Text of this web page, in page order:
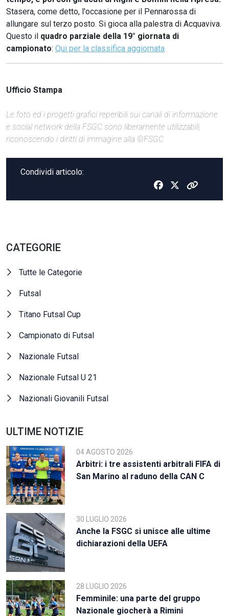
Stasera, come detto, l'occasione per il Pennarossa di
allungare sul terzo posto. Si gioca alla palestra di Acquaviva.
Questo il quadro parziale della 19° giornata di
campionato: Qui per la classifica aggiornata
Ufficio Stampa
Le foto ed i progetti grafici reperibili sui canali di informazione
e social network della FSGC sono liberamente utilizzabili,
riconoscendo i diritti di immagine alla ©FSGC
Condividi articolo:
CATEGORIE
Tutte le Categorie
Futsal
Titano Futsal Cup
Campionato di Futsal
Nazionale Futsal
Nazionale Futsal U 21
Nazionali Giovanili Futsal
ULTIME NOTIZIE
04 AGOSTO 2026
Arbitri: i tre assistenti arbitrali FIFA di
San Marino al raduno della CAN C
30 LUGLIO 2026
Anche la FSGC si unisce alle ultime
dichiarazioni della UEFA
28 LUGLIO 2026
Femminile: una parte del gruppo
Nazionale giocherà a Rimini